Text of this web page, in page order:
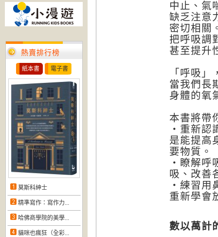
熱賣排行榜
紙本書 電子書
莫斯科紳士
精準寫作：寫作力...
哈佛商學院的美學...
貓咪也瘋狂（全彩...
中止、氣
缺乏注意
密切相關
把呼吸調
甚至提升
「呼吸
當我們長
身體的氧
本書將帶
‧重新認
是能提高
要物質。
‧瞭解呼
吸、改善
‧練習用
重新學會
數以萬計